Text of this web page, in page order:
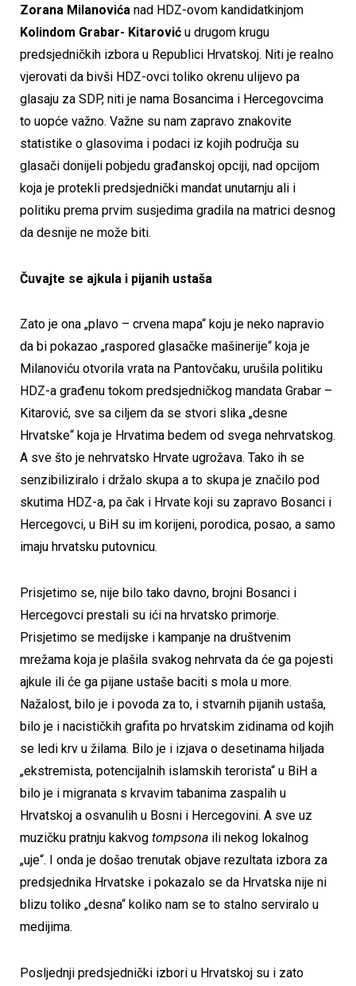
Zorana Milanovića nad HDZ-ovom kandidatkinjom
Kolindom Grabar- Kitarović u drugom krugu
predsjedničkih izbora u Republici Hrvatskoj. Niti je realno
vjerovati da bivši HDZ-ovci toliko okrenu ulijevo pa
glasaju za SDP, niti je nama Bosancima i Hercegovcima
to uopće važno. Važne su nam zapravo znakovite
statistike o glasovima i podaci iz kojih područja su
glasači donijeli pobjedu građanskoj opciji, nad opcijom
koja je protekli predsjednički mandat unutarnju ali i
politiku prema prvim susjedima gradila na matrici desnog
da desnije ne može biti.
Čuvajte se ajkula i pijanih ustaša
Zato je ona „plavo – crvena mapa“ koju je neko napravio
da bi pokazao „raspored glasačke mašinerije“ koja je
Milanoviću otvorila vrata na Pantovčaku, urušila politiku
HDZ-a građenu tokom predsjedničkog mandata Grabar –
Kitarović, sve sa ciljem da se stvori slika „desne
Hrvatske“ koja je Hrvatima bedem od svega nehrvatskog.
A sve što je nehrvatsko Hrvate ugrožava. Tako ih se
senzibiliziralo i držalo skupa a to skupa je značilo pod
skutima HDZ-a, pa čak i Hrvate koji su zapravo Bosanci i
Hercegovci, u BiH su im korijeni, porodica, posao, a samo
imaju hrvatsku putovnicu.
Prisjetimo se, nije bilo tako davno, brojni Bosanci i
Hercegovci prestali su ići na hrvatsko primorje.
Prisjetimo se medijske i kampanje na društvenim
mrežama koja je plašila svakog nehrvata da će ga pojesti
ajkule ili će ga pijane ustaše baciti s mola u more.
Nažalost, bilo je i povoda za to, i stvarnih pijanih ustaša,
bilo je i nacističkih grafita po hrvatskim zidinama od kojih
se ledi krv u žilama. Bilo je i izjava o desetinama hiljada
„ekstremista, potencijalnih islamskih terorista“ u BiH a
bilo je i migranata s krvavim tabanima zaspalih u
Hrvatskoj a osvanulih u Bosni i Hercegovini. A sve uz
muzičku pratnju kakvog tompsona ili nekog lokalnog
„uje“. I onda je došao trenutak objave rezultata izbora za
predsjednika Hrvatske i pokazalo se da Hrvatska nije ni
blizu toliko „desna“ koliko nam se to stalno serviralo u
medijima.
Posljednji predsjednički izbori u Hrvatskoj su i zato